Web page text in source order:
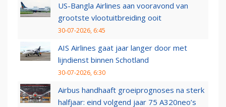
US-Bangla Airlines aan vooravond van
grootste vlootuitbreiding ooit
30-07-2026, 6:45
AIS Airlines gaat jaar langer door met
lijndienst binnen Schotland
30-07-2026, 6:30
Airbus handhaaft groeiprognoses na sterk
halfjaar: eind volgend jaar 75 A320neo’s